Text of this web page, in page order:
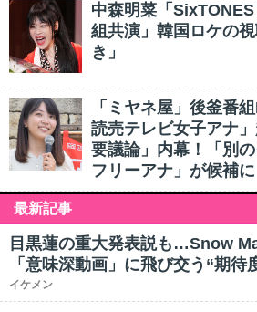
中森明菜「
組共演」韓国ロケの
き」
「ミヤネ屋」後釜番
読売テレビ女子アナ
要議論」内幕！「別
フリーアナ」が候補に
最新記事
目黒蓮の重大発表説も…Snow
「意味深動画」に飛び交う“期待
イケメン